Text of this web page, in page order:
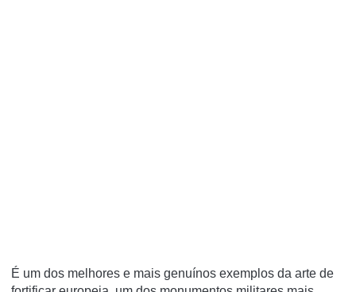
É um dos melhores e mais genuínos exemplos da arte de